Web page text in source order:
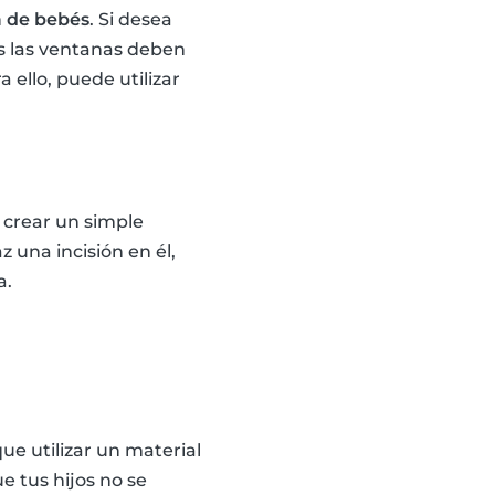
de bebés. Si desea
las ventanas deben
ello, puede utilizar
un simple
una incisión en él,
utilizar un material
tus hijos no se